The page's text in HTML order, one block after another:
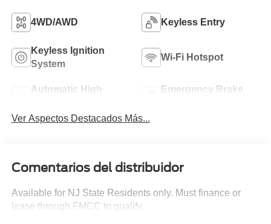
4WD/AWD Keyless Entry
Keyless Ignition
System
Wi-Fi Hotspot
Automatic High
Emergency Brake
Ver Aspectos Destacados Más...
Comentarios del distribuidor
Available for NJ State Residents only. Must finance or
lease through FMCC to qualify.